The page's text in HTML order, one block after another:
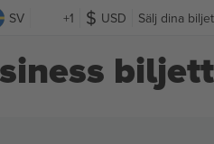
SV +1 USD Sälj dina